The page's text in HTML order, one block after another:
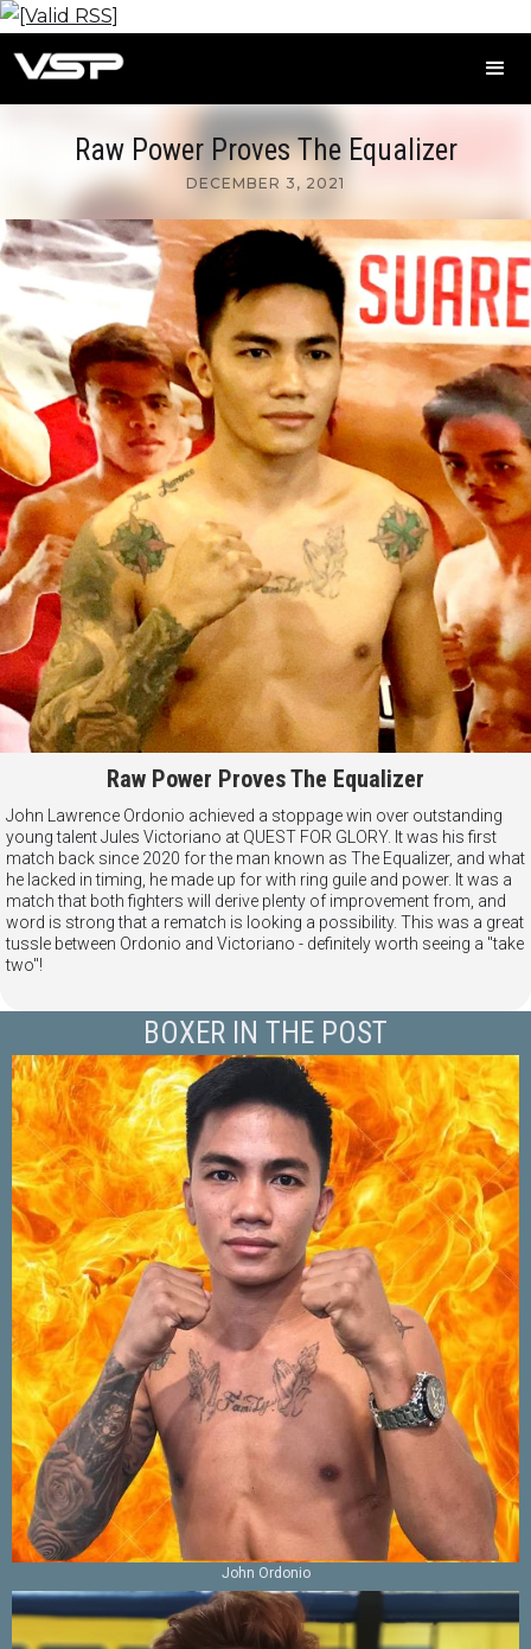
Raw Power Proves The Equalizer
DECEMBER 3, 2021
Raw Power Proves The Equalizer
John Lawrence Ordonio achieved a stoppage win over outstanding
young talent Jules Victoriano at QUEST FOR GLORY. It was his first
match back since 2020 for the man known as The Equalizer, and what
he lacked in timing, he made up for with ring guile and power. It was a
match that both fighters will derive plenty of improvement from, and
word is strong that a rematch is looking a possibility. This was a great
tussle between Ordonio and Victoriano - definitely worth seeing a "take
two"!
BOXER IN THE POST
John Ordonio